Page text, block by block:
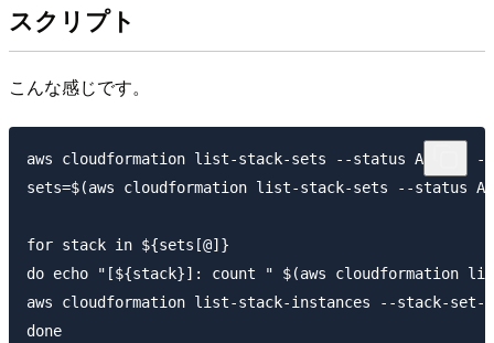
スクリプト
こんな感じです。
aws cloudformation list-stack-sets --status ACTIVE --
sets=$(aws cloudformation list-stack-sets --status
for stack in ${sets[@]}
do echo "[${stack}]: count " $(aws cloudformation
aws cloudformation list-stack-instances --stack-set-
done